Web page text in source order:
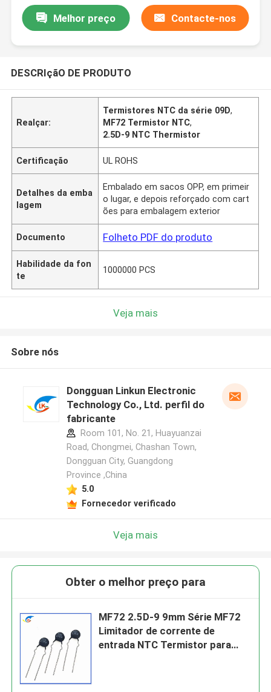
Melhor preço Contacte-nos
DESCRIçãO DE PRODUTO
Realçar:
Termistores NTC da série 09D,
MF72 Termistor NTC,
2.5D-9 NTC Thermistor
Certificação UL ROHS
Detalhes da emba
lagem
Embalado em sacos OPP, em primeir
o lugar, e depois reforçado com cart
ões para embalagem exterior
Documento Folheto PDF do produto
Habilidade da fon
te
1000000 PCS
Veja mais
Sobre nós
Dongguan Linkun Electronic
Technology Co., Ltd. perfil do
fabricante
Room 101, No. 21, Huayuanzai
Road, Chongmei, Chashan Town,
Dongguan City, Guangdong
Province ,China
5.0
Fornecedor verificado
Veja mais
Obter o melhor preço para
MF72 2.5D-9 9mm Série MF72
Limitador de corrente de
entrada NTC Termistor para